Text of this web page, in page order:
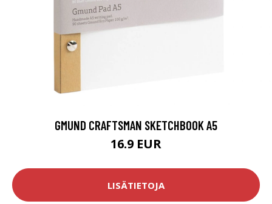
GMUND CRAFTSMAN SKETCHBOOK A5
16.9 EUR
LISÄTIETOJA